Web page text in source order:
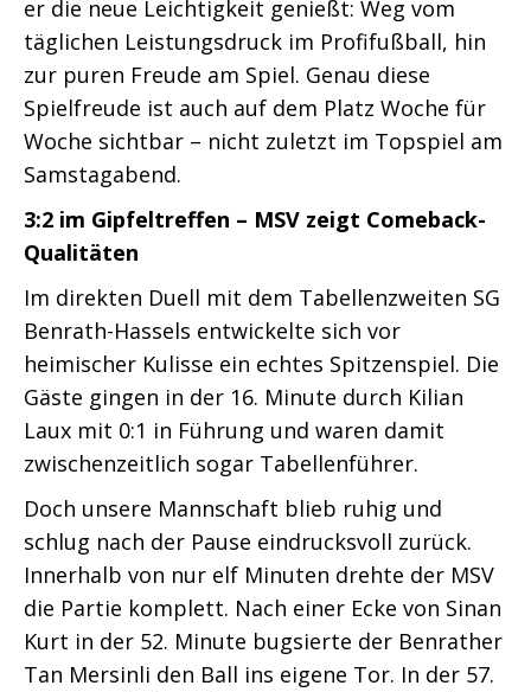
er die neue Leichtigkeit genießt: Weg vom
täglichen Leistungsdruck im Profifußball, hin
zur puren Freude am Spiel. Genau diese
Spielfreude ist auch auf dem Platz Woche für
Woche sichtbar – nicht zuletzt im Topspiel am
Samstagabend.
3:2 im Gipfeltreffen – MSV zeigt Comeback-
Qualitäten
Im direkten Duell mit dem Tabellenzweiten SG
Benrath-Hassels entwickelte sich vor
heimischer Kulisse ein echtes Spitzenspiel. Die
Gäste gingen in der 16. Minute durch Kilian
Laux mit 0:1 in Führung und waren damit
zwischenzeitlich sogar Tabellenführer.
Doch unsere Mannschaft blieb ruhig und
schlug nach der Pause eindrucksvoll zurück.
Innerhalb von nur elf Minuten drehte der MSV
die Partie komplett. Nach einer Ecke von Sinan
Kurt in der 52. Minute bugsierte der Benrather
Tan Mersinli den Ball ins eigene Tor. In der 57.